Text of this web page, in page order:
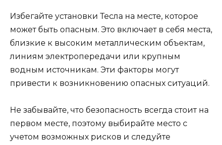
Избегайте установки Тесла на месте, которое
может быть опасным. Это включает в себя места,
близкие к высоким металлическим объектам,
линиям электропередачи или крупным
водным источникам. Эти факторы могут
привести к возникновению опасных ситуаций.
Не забывайте, что безопасность всегда стоит на
первом месте, поэтому выбирайте место с
учетом возможных рисков и следуйте